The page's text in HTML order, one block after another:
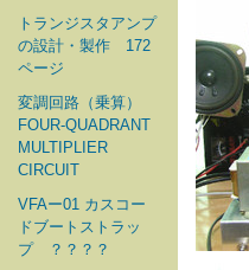
トランジスタアンプ
の設計・製作 172
ページ
変調回路（乗算）
FOUR-QUADRANT
MULTIPLIER
CIRCUIT
VFAー01 カスコー
ドブートストラッ
プ ？？？？